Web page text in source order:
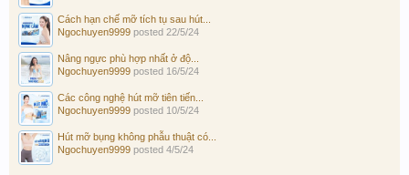
Cách hạn chế mỡ tích tụ sau hút...
Ngochuyen9999 posted 22/5/24
Nâng ngực phù hợp nhất ở độ...
Ngochuyen9999 posted 16/5/24
Các công nghệ hút mỡ tiên tiến...
Ngochuyen9999 posted 10/5/24
Hút mỡ bụng không phẫu thuật có...
Ngochuyen9999 posted 4/5/24